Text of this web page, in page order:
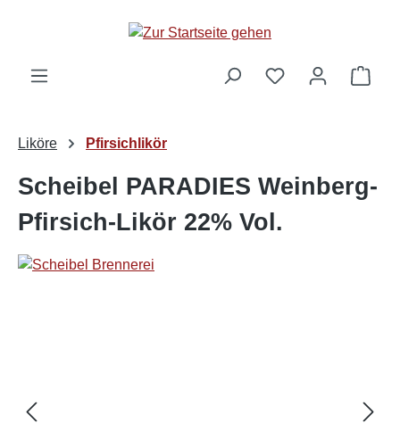
Liköre Pfirsichlikör
Scheibel PARADIES Weinberg-
Pfirsich-Likör 22% Vol.